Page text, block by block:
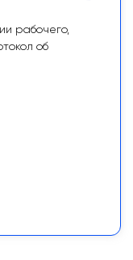
рабочего,
об